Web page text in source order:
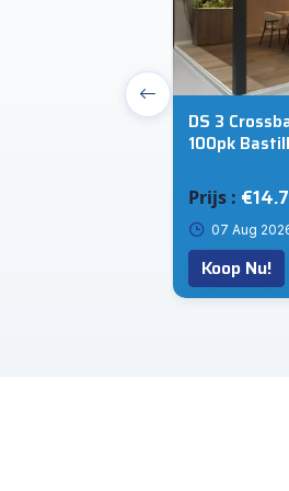
DS 3
100pk
Prijs :
07 Aug
Koop Nu!